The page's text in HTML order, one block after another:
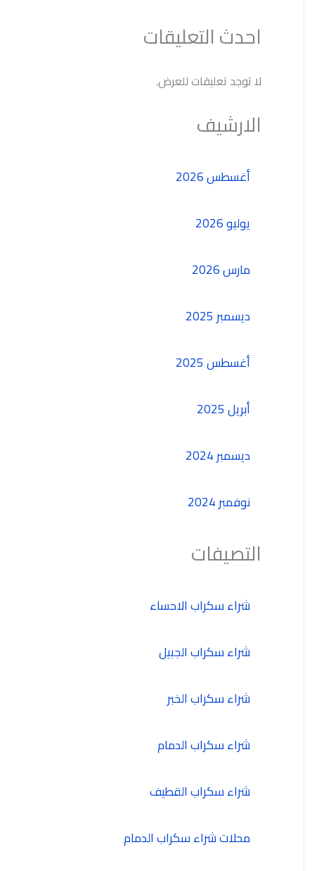
احدث التعليقات
لا توجد تعليقات للعرض.
الارشيف
أغسطس 2026
يوليو 2026
مارس 2026
ديسمبر 2025
أغسطس 2025
أبريل 2025
ديسمبر 2024
نوفمبر 2024
التصيفات
شراء سكراب الاحساء
شراء سكراب الجبيل
شراء سكراب الخبر
شراء سكراب الدمام
شراء سكراب القطيف
محلات شراء سكراب الدمام